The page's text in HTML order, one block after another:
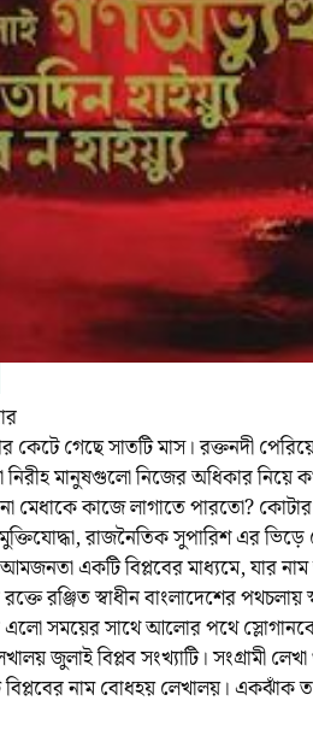
কেটে গেছে সাতটি মাস। রক্তনদী
মানুষগুলো নিজের অধিকার নিয়ে
মেধাকে কাজে লাগাতে পারতো? কোটার
রাজনৈতিক সুপারিশ এর
একটি বিপ্লবের মাধ্যমে, যার নাম
রঞ্জিত স্বাধীন বাংলাদেশের পথচলায়
সময়ের সাথে আলোর পথে স্লোগানকে
জুলাই বিপ্লব সংখ্যাটি। সংগ্রামী
বিপ্লবের নাম বোধহয় লেখালয়। একঝাঁক